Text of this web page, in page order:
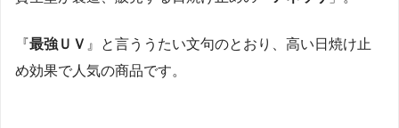
『最強ＵＶ 』と言ううたい文句のとおり、高い日焼け止
め効果で人気の商品です。